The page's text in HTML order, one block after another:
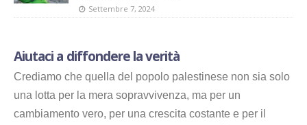
Settembre 7, 2024
Aiutaci a diffondere la verità
Crediamo che quella del popolo palestinese non sia solo
una lotta per la mera sopravvivenza, ma per un
cambiamento vero, per una crescita costante e per il